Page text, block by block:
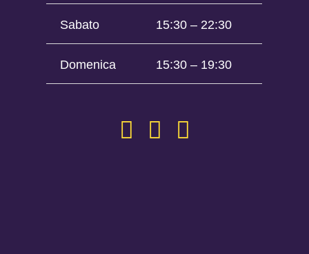
Sabato 15:30 – 22:30
Domenica 15:30 – 19:30